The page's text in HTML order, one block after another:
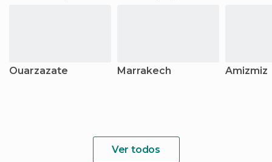
Ouarzazate Marrakech Amizmiz
Ver todos